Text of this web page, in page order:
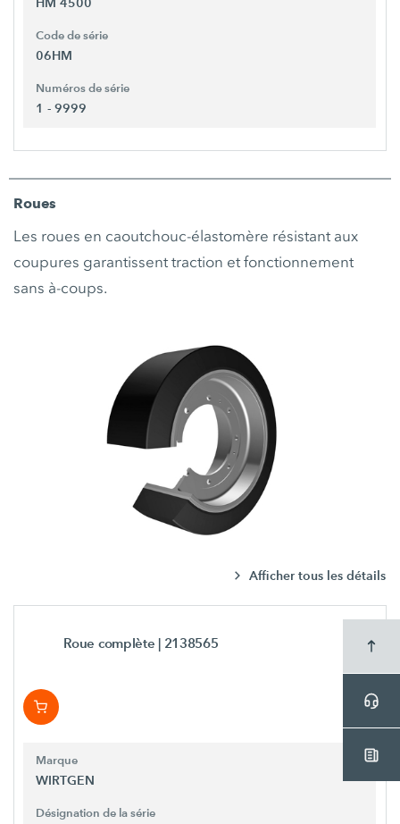
Code de série
06HM
Numéros de série
1 - 9999
Roues
Les roues en caoutchouc-élastomère résistant aux
coupures garantissent traction et fonctionnement
sans à-coups.
Afficher tous les détails
Roue complète | 2138565
Marque
WIRTGEN
Désignation de la série